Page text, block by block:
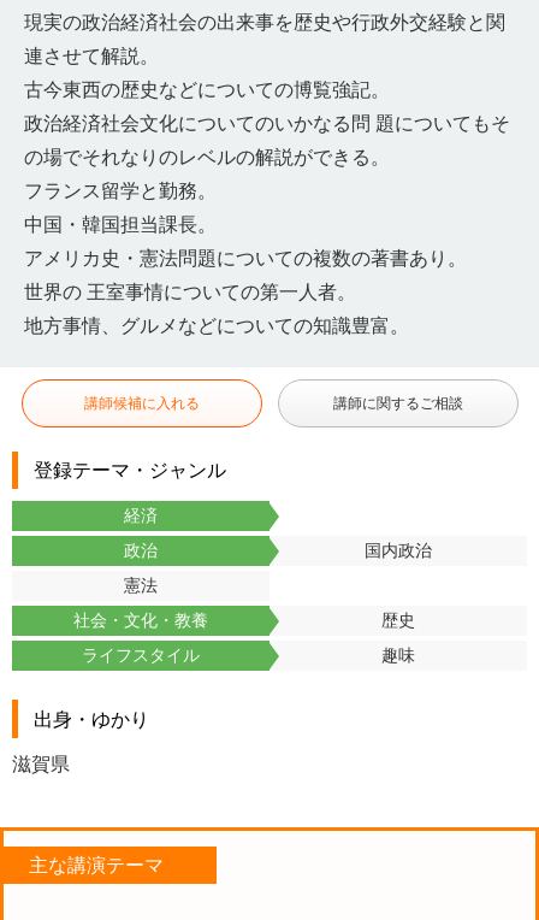
現実の政治経済社会の出来事を歴史や行政外交経験と関
連させて解説。
古今東西の歴史などについての博覧強記。
政治経済社会文化についてのいかなる問 題についてもそ
の場でそれなりのレベルの解説ができる。
フランス留学と勤務。
中国・韓国担当課長。
アメリカ史・憲法問題についての複数の著書あり。
世界の 王室事情についての第一人者。
地方事情、グルメなどについての知識豊富。
講師候補に入れる 講師に関するご相談
登録テーマ・ジャンル
経済
政治
国内政治
憲法
社会・文化・教養
歴史
ライフスタイル
趣味
出身・ゆかり
滋賀県
主な講演テーマ